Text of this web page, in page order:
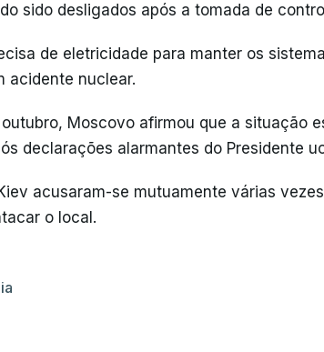
sido desligados após a tomada de
de eletricidade para manter os
acidente nuclear.
Moscovo afirmou que a situação
declarações alarmantes do Presidente
acusaram-se mutuamente várias
o local.